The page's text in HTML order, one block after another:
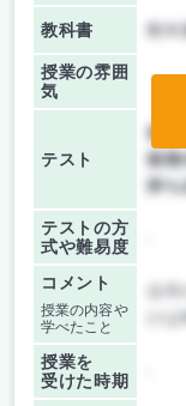
教科書 教
授業の雰囲
気
テスト
前期
後期
持ち
テストの方
式や難易度
コメント
授業の内容や
学べたこと
法
授業を
受けた時期